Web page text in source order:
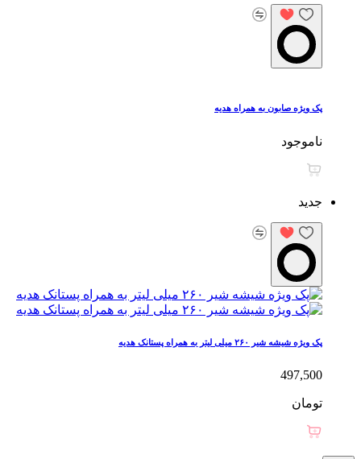
پک ویژه صابون به همراه هدیه
ناموجود
جدید
پک ویژه شیشه شیر ۲۶۰ میلی لیتر به همراه پستانک هدیه
497,500
تومان